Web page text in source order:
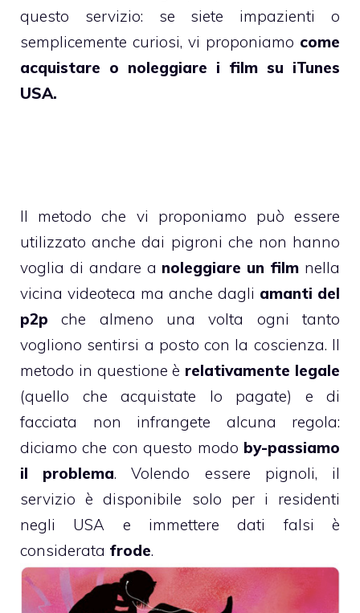
questo servizio: se siete impazienti o
semplicemente curiosi, vi proponiamo come
acquistare o noleggiare i film su iTunes
USA.
Il metodo che vi proponiamo può essere
utilizzato anche dai pigroni che non hanno
voglia di andare a noleggiare un film nella
vicina videoteca ma anche dagli amanti del
p2p che almeno una volta ogni tanto
vogliono sentirsi a posto con la coscienza. Il
metodo in questione è relativamente legale
(quello che acquistate lo pagate) e di
facciata non infrangete alcuna regola:
diciamo che con questo modo by-passiamo
il problema. Volendo essere pignoli, il
servizio è disponibile solo per i residenti
negli USA e immettere dati falsi è
considerata frode.